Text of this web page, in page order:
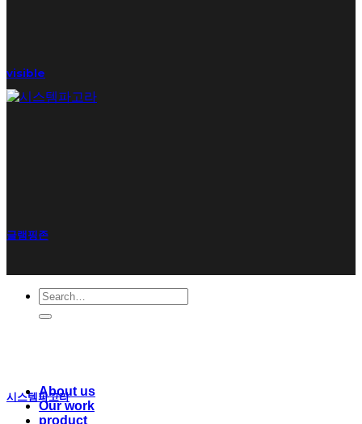
visible
글램핑존
시스템파고라
Search
for:
About us
Our work
product